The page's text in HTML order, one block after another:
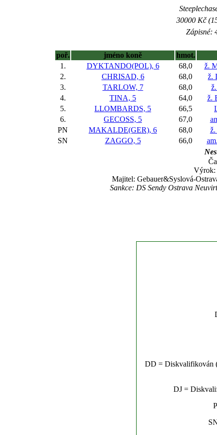
30000 Kč
Zápisné:
poř. jméno koně
hmot.
1.
DYKTANDO(POL), 6 68,0
ž.
2.
CHRISAD, 6 68,0
ž.
3.
TARLOW, 7 68,0
4.
TINA, 5 64,0
ž.
5.
LLOMBARDS, 5 66,5
6.
GECOSS, 5 67,0
PN
MAKALDE(GER), 6 68,0
ž.
SN
ZAGGO, 5 66,0
Výrok:
Majitel: Gebauer&Syslová-
Sankce: DS Sendy Ostrava
DD = Diskvalifikován
DJ =